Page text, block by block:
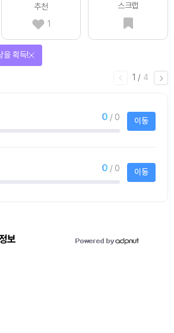
추천
1
스크랩
1 / 4
을 획득!
0 / 0 이동
0 / 0 이동
보